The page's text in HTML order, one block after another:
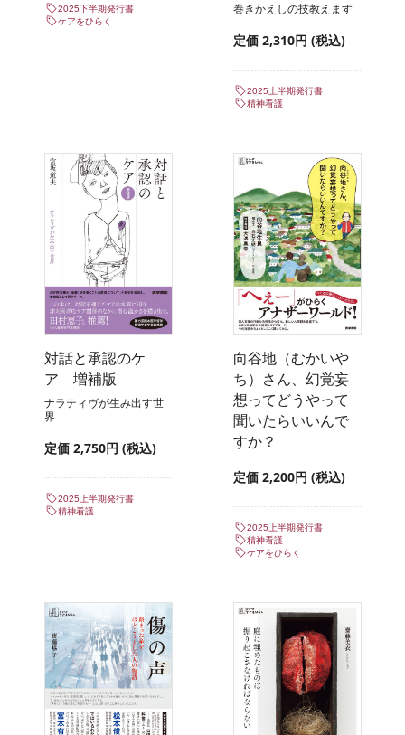
2025下半期発行書
ケアをひらく
巻きかえしの技教えます
定価 2,310円 (税込)
2025上半期発行書
精神看護
対話と承認のケ
ア 増補版
ナラティヴが生み出す世
界
定価 2,750円 (税込)
2025上半期発行書
精神看護
向谷地（むかいや
ち）さん、幻覚妄
想ってどうやって
聞いたらいいんで
すか？
定価 2,200円 (税込)
2025上半期発行書
精神看護
ケアをひらく